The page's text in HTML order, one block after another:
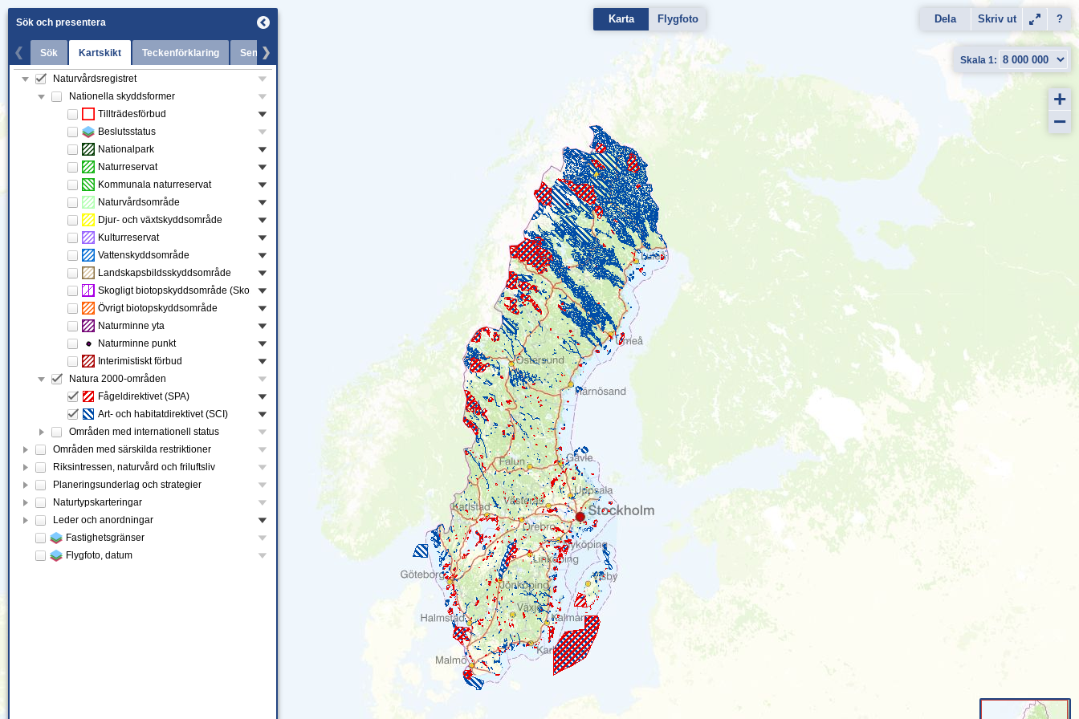
+
−
Karta Flygfoto Dela Skriv ut ?
Sök och presentera
Sök Kartskikt Teckenförklaring Senaste nytt
KartskiktNaturvårdsregistret
Nationella skyddsformer
Tillträdesförbud
Beslutsstatus
Nationalpark
Naturreservat
Kommunala naturreservat
Naturvårdsområde
Djur- och växtskyddsområde
Kulturreservat
Vattenskyddsområde
Landskapsbildsskyddsområde
Skogligt biotopskyddsområde (Skogsstyrelsen)
Övrigt biotopskyddsområde
Naturminne yta
Naturminne punkt
Interimistiskt förbud
Natura 2000-områden
Fågeldirektivet (SPA)
Art- och habitatdirektivet (SCI)
Områden med internationell status
Områden med särskilda restriktioner
Riksintressen, naturvård och friluftsliv
Planeringsunderlag och strategier
Naturtypskarteringar
Leder och anordningar
Fastighetsgränser
Flygfoto, datum